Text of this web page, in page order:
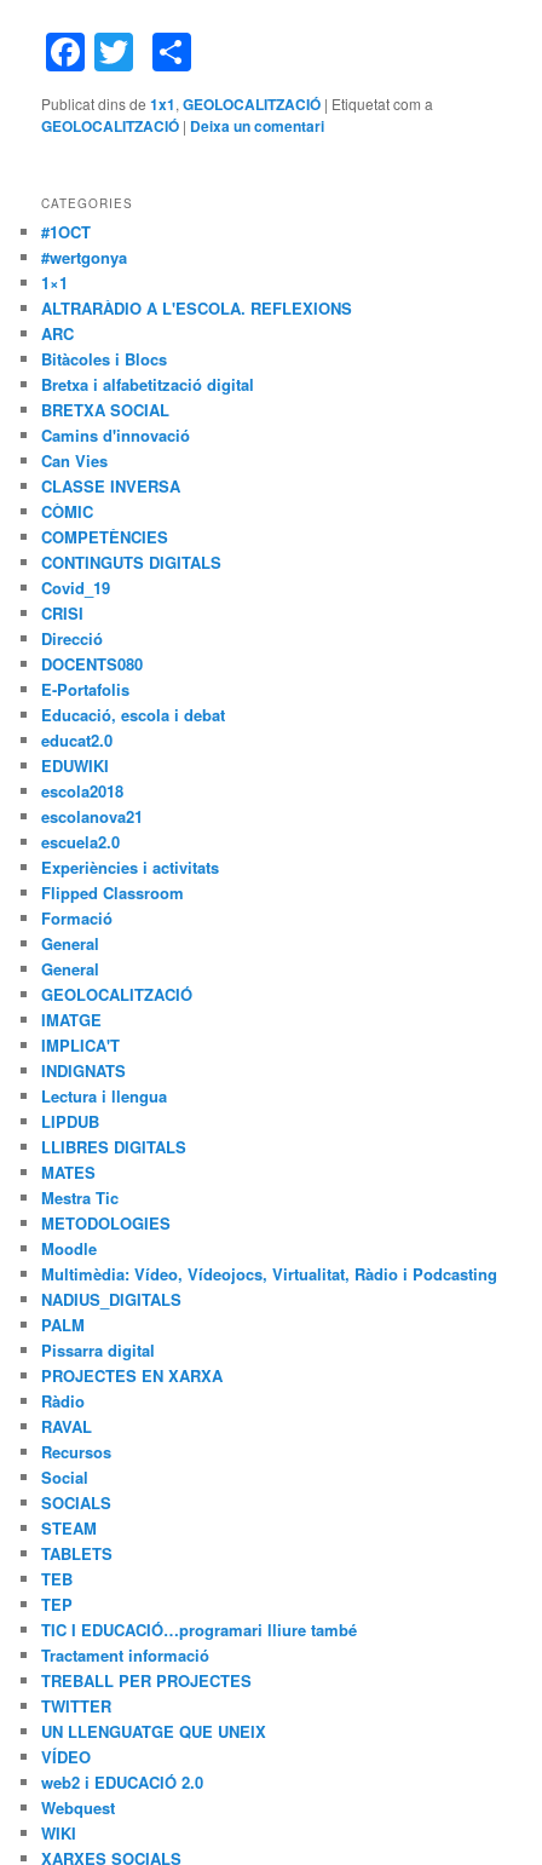
Facebook
Twitter
Publicat dins de 1x1,GEOLOCALITZACIÓ | Etiquetat com a
GEOLOCALITZACIÓ | Deixa un comentari
CATEGORIES
#1OCT
#wertgonya
1×1
ALTRARÀDIO A L'ESCOLA. REFLEXIONS
ARC
Bitàcoles i Blocs
Bretxa i alfabetització digital
BRETXA SOCIAL
Camins d'innovació
Can Vies
CLASSE INVERSA
CÒMIC
COMPETÈNCIES
CONTINGUTS DIGITALS
Covid_19
CRISI
Direcció
DOCENTS080
E-Portafolis
Educació, escola i debat
educat2.0
EDUWIKI
escola2018
escolanova21
escuela2.0
Experiències i activitats
Flipped Classroom
Formació
General
General
GEOLOCALITZACIÓ
IMATGE
IMPLICA'T
INDIGNATS
Lectura i llengua
LIPDUB
LLIBRES DIGITALS
MATES
Mestra Tic
METODOLOGIES
Moodle
Multimèdia: Vídeo, Vídeojocs, Virtualitat, Ràdio i Podcasting
NADIUS_DIGITALS
PALM
Pissarra digital
PROJECTES EN XARXA
Ràdio
RAVAL
Recursos
Social
SOCIALS
STEAM
TABLETS
TEB
TEP
TIC I EDUCACIÓ…programari lliure també
Tractament informació
TREBALL PER PROJECTES
TWITTER
UN LLENGUATGE QUE UNEIX
VÍDEO
web2 i EDUCACIÓ 2.0
Webquest
WIKI
XARXES SOCIALS